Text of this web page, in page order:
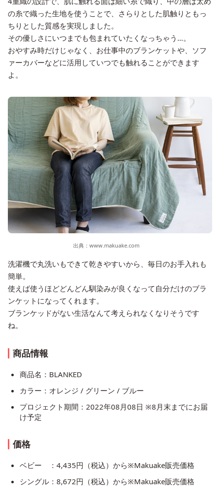
の糸で織った生地を使うことで、さらりとした肌触りともっ
ちりとした質感を実現しました。
その優しさにいつまでも包まれていたくなっちゃう…。
おやすみ時だけじゃなく、お仕事中のブランケットや、ソフ
ァーカバーなどに活用していつでも触れることができます
よ。
出典： www.makuake.com
洗濯機で丸洗いもできて乾きやすいから、毎日のお手入れも
簡単。
使えば使うほどどんどん馴染みが良くなって自分だけのブラ
ンケットになってくれます。
ブランケッドがない生活なんて考えられなくなりそうです
ね。
商品情報
商品名：BLANKED
カラー：オレンジ / グリーン / ブルー
プロジェクト期間：2022年08月08日 ※8月末までにお届
け予定
価格
ベビー ：4,435円（税込）から※Makuake販売価格
シングル：8,672円（税込）から※Makuake販売価格